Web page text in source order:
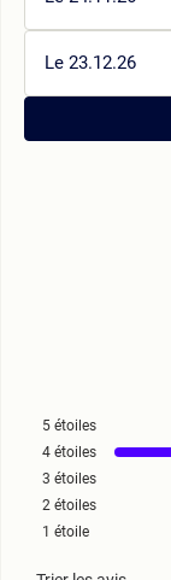
Le 23.12.26
5 étoiles
4 étoiles
3 étoiles
2 étoiles
1 étoile